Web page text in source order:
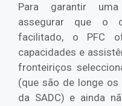
Para garantir
assegurar que o
facilitado, o PFC
capacidades e
fronteiriços
(que são de longe
da SADC) e ainda